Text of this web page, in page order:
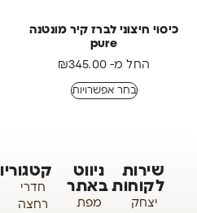
כיסוי חיצוני לברז קיר מונטנה
pure
החל מ-
₪345.00
בחר אפשרויות
שירות
לקוחות
יצחק
ניווט
באתר
מפת
חדרי
רחצה